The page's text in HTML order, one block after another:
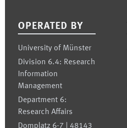
OPERATED BY
University of Münster
Division 6.4: Research
Information
Management
Department 6:
Research Affairs
Domplatz 6-7 | 48143